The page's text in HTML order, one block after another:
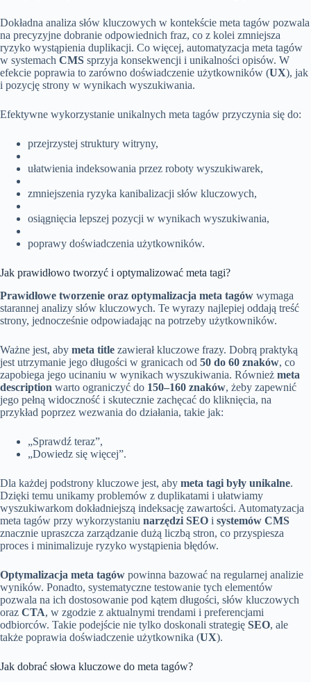
Dokładna analiza słów kluczowych w kontekście meta tagów pozwala
na precyzyjne dobranie odpowiednich fraz, co z kolei zmniejsza
ryzyko wystąpienia duplikacji. Co więcej, automatyzacja meta tagów
w systemach CMS sprzyja konsekwencji i unikalności opisów. W
efekcie poprawia to zarówno doświadczenie użytkowników (UX), jak
i pozycję strony w wynikach wyszukiwania.
Efektywne wykorzystanie unikalnych meta tagów przyczynia się do:
przejrzystej struktury witryny,
ułatwienia indeksowania przez roboty wyszukiwarek,
zmniejszenia ryzyka kanibalizacji słów kluczowych,
osiągnięcia lepszej pozycji w wynikach wyszukiwania,
poprawy doświadczenia użytkowników.
Jak prawidłowo tworzyć i optymalizować meta tagi?
Prawidłowe tworzenie oraz optymalizacja meta tagów wymaga
starannej analizy słów kluczowych. Te wyrazy najlepiej oddają treść
strony, jednocześnie odpowiadając na potrzeby użytkowników.
Ważne jest, aby meta title zawierał kluczowe frazy. Dobrą praktyką
jest utrzymanie jego długości w granicach od 50 do 60 znaków, co
zapobiega jego ucinaniu w wynikach wyszukiwania. Również meta
description warto ograniczyć do 150–160 znaków, żeby zapewnić
jego pełną widoczność i skutecznie zachęcać do kliknięcia, na
przykład poprzez wezwania do działania, takie jak:
„Sprawdź teraz”,
„Dowiedz się więcej”.
Dla każdej podstrony kluczowe jest, aby meta tagi były unikalne.
Dzięki temu unikamy problemów z duplikatami i ułatwiamy
wyszukiwarkom dokładniejszą indeksację zawartości. Automatyzacja
meta tagów przy wykorzystaniu narzędzi SEO i systemów CMS
znacznie upraszcza zarządzanie dużą liczbą stron, co przyspiesza
proces i minimalizuje ryzyko wystąpienia błędów.
Optymalizacja meta tagów powinna bazować na regularnej analizie
wyników. Ponadto, systematyczne testowanie tych elementów
pozwala na ich dostosowanie pod kątem długości, słów kluczowych
oraz CTA, w zgodzie z aktualnymi trendami i preferencjami
odbiorców. Takie podejście nie tylko doskonali strategię SEO, ale
także poprawia doświadczenie użytkownika (UX).
Jak dobrać słowa kluczowe do meta tagów?